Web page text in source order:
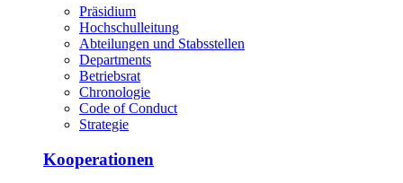
Präsidium
Hochschulleitung
Abteilungen und Stabsstellen
Departments
Betriebsrat
Chronologie
Code of Conduct
Strategie
Kooperationen